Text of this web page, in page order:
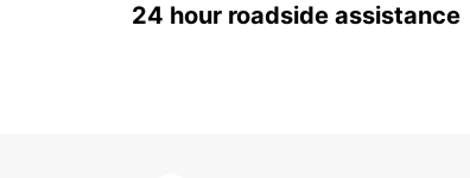
24 hour roadside assistance